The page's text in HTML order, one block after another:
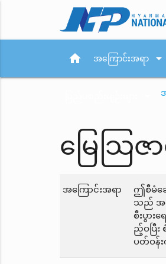
home အကြောင်းအရာ arrow_drop_down
မြေသြ
အကြောင်းအရာ
ဤစီမံဆ
သည် အရ
စီးပွာ
ည့်ဝပြီး
ပတ်ဝန်